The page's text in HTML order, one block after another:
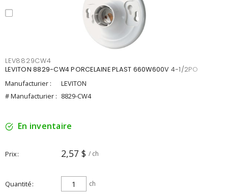
LEV8829CW4
LEVITON 8829-CW4 PORCELAINE PLAST 660W600V 4-1/2PO
Manufacturier :
LEVITON
# Manufacturier : 8829-CW4
En inventaire
Prix 2,57 $ / ch
Quantité ch